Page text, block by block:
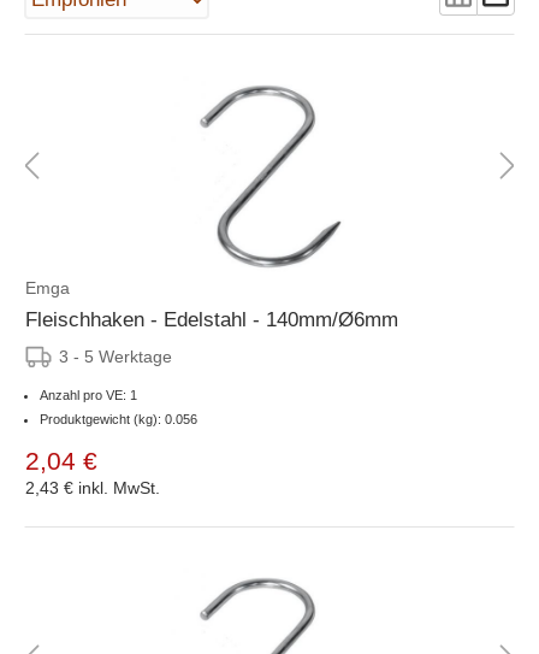
Emga
Fleischhaken - Edelstahl - 140mm/Ø6mm
3 - 5 Werktage
Anzahl pro VE: 1
Produktgewicht (kg): 0.056
2,04 €
2,43 € inkl. MwSt.